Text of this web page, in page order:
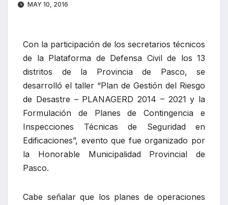
MAY 10, 2016
Con la participación de los secretarios técnicos
de la Plataforma de Defensa Civil de los 13
distritos de la Provincia de Pasco, se
desarrolló el taller “Plan de Gestión del Riesgo
de Desastre – PLANAGERD 2014 – 2021 y la
Formulación de Planes de Contingencia e
Inspecciones Técnicas de Seguridad en
Edificaciones”, evento que fue organizado por
la Honorable Municipalidad Provincial de
Pasco.
Cabe señalar que los planes de operaciones